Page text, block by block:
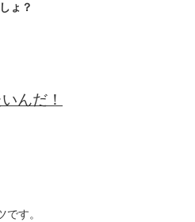
ょ？
んだ！
です。